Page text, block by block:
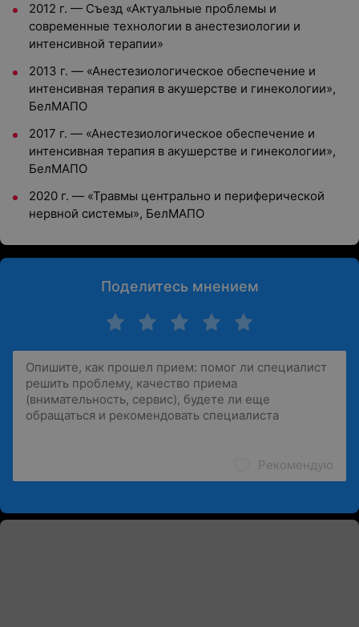
2012 г. — Съезд «Актуальные проблемы и
современные технологии в анестезиологии и
интенсивной терапии»
2013 г. — «Анестезиологическое обеспечение и
интенсивная терапия в акушерстве и гинекологии»,
БелМАПО
2017 г. — «Анестезиологическое обеспечение и
интенсивная терапия в акушерстве и гинекологии»,
БелМАПО
2020 г. — «Травмы центрально и периферической
нервной системы», БелМАПО
Поделитесь мнением
Рекомендую